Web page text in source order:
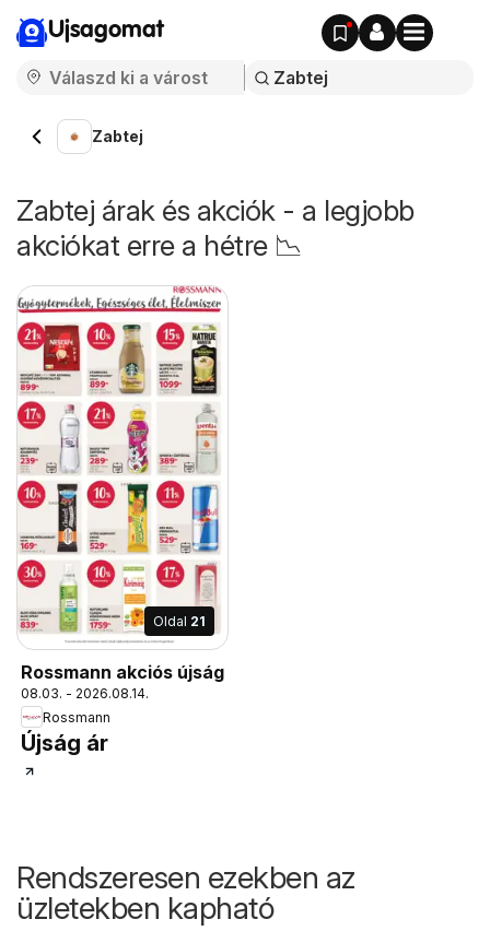
Ujsagomat
Zabtej
Zabtej árak és akciók - a legjobb
akciókat erre a hétre 📉
Oldal 21
Rossmann akciós újság
08.03. - 2026.08.14.
Rossmann
Újság ár
Rendszeresen ezekben az
üzletekben kapható